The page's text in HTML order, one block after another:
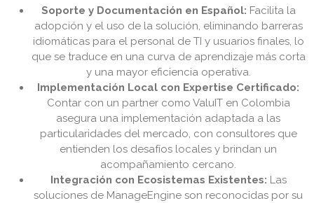
Soporte y Documentación en Español: Facilita la
adopción y el uso de la solución, eliminando barreras
idiomáticas para el personal de TI y usuarios finales, lo
que se traduce en una curva de aprendizaje más corta
y una mayor eficiencia operativa.
Implementación Local con Expertise Certificado:
Contar con un partner como ValuIT en Colombia
asegura una implementación adaptada a las
particularidades del mercado, con consultores que
entienden los desafíos locales y brindan un
acompañamiento cercano.
Integración con Ecosistemas Existentes: Las
soluciones de ManageEngine son reconocidas por su